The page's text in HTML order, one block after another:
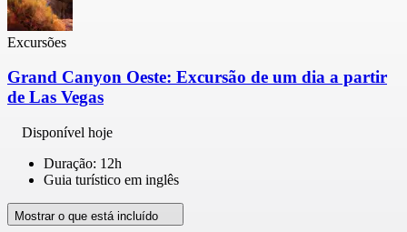
Excursões
Grand Canyon Oeste: Excursão de um dia a partir
de Las Vegas
Disponível hoje
Duração: 12h
Guia turístico em inglês
Mostrar o que está incluído